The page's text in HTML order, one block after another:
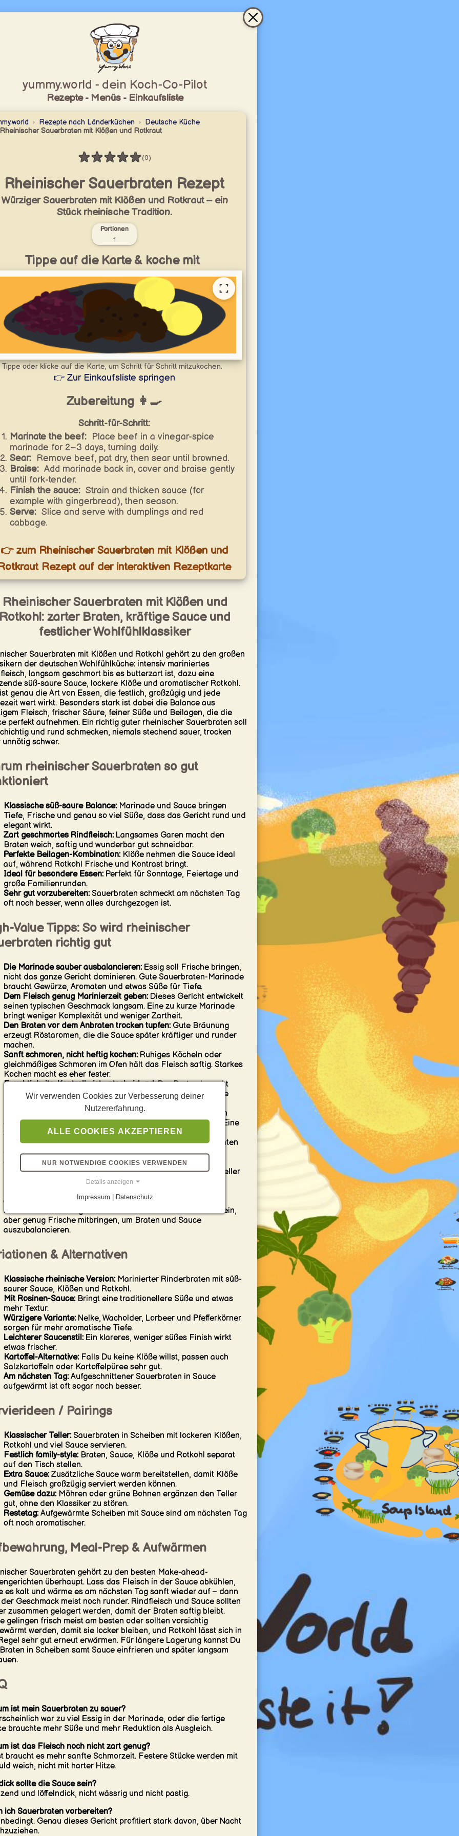
yummy.world - dein Koch-Co-Pilot
Rezepte - Menüs - Einkaufsliste
Rezepte nach Länderküchen
Deutsche Küche
Sauerbraten mit Klößen und Rotkraut
★★★★★
Bewertung: 0 / 5
(0)
Rheinischer Sauerbraten Rezept
Würziger Sauerbraten mit Klößen und Rotkraut – ein
Stück rheinische Tradition.
Portionen
1
Tippe auf die Karte & koche mit
Tippe oder klicke auf die Karte, um Schritt für Schritt mitzukochen.
👉 Zur Einkaufsliste springen
Zubereitung 👩‍🍳
Schritt-für-Schritt:
Marinate the beef: Place beef in a vinegar-spice
marinade for 2–3 days, turning daily.
Sear: Remove beef, pat dry, then sear until browned.
Braise: Add marinade back in, cover and braise gently
until fork-tender.
Finish the sauce: Strain and thicken sauce (for
example with gingerbread), then season.
Serve: Slice and serve with dumplings and red
cabbage.
👉 zum Rheinischer Sauerbraten mit Klößen und
Rezept auf der interaktiven Rezeptkarte
Rheinischer Sauerbraten mit Klößen und
zarter Braten, kräftige Sauce und
festlicher Wohlfühlklassiker
Sauerbraten mit Klößen und Rotkohl gehört zu den großen
der deutschen Wohlfühlküche: intensiv mariniertes
langsam geschmort bis es butterzart ist, dazu eine
süß-saure Sauce, lockere Klöße und aromatischer Rotkohl.
genau die Art von Essen, die festlich, großzügig und jede
wert wirkt. Besonders stark ist dabei die Balance aus
Fleisch, frischer Säure, feiner Süße und Beilagen, die die
perfekt aufnehmen. Ein richtig guter rheinischer Sauerbraten soll
und rund schmecken, niemals stechend sauer, trocken
schwer.
rheinischer Sauerbraten so gut
Klassische süß-saure Balance:Marinade und Sauce bringen
Tiefe, Frische und genau so viel Süße, dass das Gericht rund und
elegant wirkt.
Zart geschmortes Rindfleisch:Langsames Garen macht den
Braten weich, saftig und wunderbar gut schneidbar.
Perfekte Beilagen-Kombination:Klöße nehmen die Sauce ideal
auf, während Rotkohl Frische und Kontrast bringt.
Ideal für besondere Essen:Perfekt für Sonntage, Feiertage und
große Familienrunden.
Sehr gut vorzubereiten:Sauerbraten schmeckt am nächsten Tag
oft noch besser, wenn alles durchgezogen ist.
Value Tipps: So wird rheinischer
richtig gut
Die Marinade sauber ausbalancieren:Essig soll Frische bringen,
nicht das ganze Gericht dominieren. Gute Sauerbraten-Marinade
braucht Gewürze, Aromaten und etwas Süße für Tiefe.
Dem Fleisch genug Marinierzeit geben:Dieses Gericht entwickelt
seinen typischen Geschmack langsam. Eine zu kurze Marinade
bringt weniger Komplexität und weniger Zartheit.
Den Braten vor dem Anbraten trocken tupfen:Gute Bräunung
erzeugt Röstaromen, die die Sauce später kräftiger und runder
machen.
Sanft schmoren, nicht heftig kochen:Ruhiges Köcheln oder
gleichmäßiges Schmoren im Ofen hält das Fleisch saftig. Starkes
Kochen macht es eher fester.
Feuchtigkeits-Kontrolle ist entscheidend:Der Braten braucht
genug Flüssigkeit zum Schmoren, aber nicht so viel, dass die
Sauce dünn und verwässert bleibt.
Die Sauce richtig veredeln:Nach Bedarf passieren und dann
einkochen oder binden, bis sie glänzend und löffelndick ist. Eine
zu dünne Sauce schwächt den ganzen Teller.
Süße und Säure fein abstimmen:Zucker, Sirup, Rosinen, Printen
oder zusätzliche Säure nur gezielt und in kleinen Schritten
ergänzen.
Gegen die Faser schneiden:So wirkt das Fleisch auf dem Teller
deutlich zarter und eleganter.
aufnehmen, ohne schwer oder klitschig zu werden.
Den Rotkohl lebendig halten:Er soll weich und aromatisch sein,
aber genug Frische mitbringen, um Braten und Sauce
auszubalancieren.
& Alternativen
Klassische rheinische Version:Marinierter Rinderbraten mit süß-
saurer Sauce, Klößen und Rotkohl.
Mit Rosinen-Sauce:Bringt eine traditionellere Süße und etwas
mehr Textur.
Würzigere Variante:Nelke, Wacholder, Lorbeer und Pfefferkörner
sorgen für mehr aromatische Tiefe.
Leichterer Saucenstil:Ein klareres, weniger süßes Finish wirkt
etwas frischer.
Kartoffel-Alternative:Falls Du keine Klöße willst, passen auch
Salzkartoffeln oder Kartoffelpüree sehr gut.
Am nächsten Tag:Aufgeschnittener Sauerbraten in Sauce
aufgewärmt ist oft sogar noch besser.
/ Pairings
Klassischer Teller:Sauerbraten in Scheiben mit lockeren Klößen,
Rotkohl und viel Sauce servieren.
Festlich family-style:Braten, Sauce, Klöße und Rotkohl separat
auf den Tisch stellen.
Extra Sauce:Zusätzliche Sauce warm bereitstellen, damit Klöße
und Fleisch großzügig serviert werden können.
Gemüse dazu:Möhren oder grüne Bohnen ergänzen den Teller
gut, ohne den Klassiker zu stören.
Restetag:Aufgewärmte Scheiben mit Sauce sind am nächsten Tag
oft noch aromatischer.
Meal-Prep & Aufwärmen
Sauerbraten gehört zu den besten Make-ahead-
überhaupt. Lass das Fleisch in der Sauce abkühlen,
es kalt und wärme es am nächsten Tag sanft wieder auf – dann
Geschmack meist noch runder. Rindfleisch und Sauce sollten
zusammen gelagert werden, damit der Braten saftig bleibt.
gelingen frisch meist am besten oder sollten vorsichtig
werden, damit sie locker bleiben, und Rotkohl lässt sich in
sehr gut erneut erwärmen. Für längere Lagerung kannst Du
in Scheiben samt Sauce einfrieren und später langsam
ist mein Sauerbraten zu sauer?
war zu viel Essig in der Marinade, oder die fertige
brauchte mehr Süße und mehr Reduktion als Ausgleich.
ist das Fleisch noch nicht zart genug?
braucht es mehr sanfte Schmorzeit. Festere Stücke werden mit
weich, nicht mit harter Hitze.
sollte die Sauce sein?
und löffelndick, nicht wässrig und nicht pastig.
ich Sauerbraten vorbereiten?
Genau dieses Gericht profitiert stark davon, über Nacht
Wir verwenden Cookies zur Verbesserung deiner
Nutzererfahrung.
ALLE COOKIES AKZEPTIEREN
NUR NOTWENDIGE COOKIES VERWENDEN
Details anzeigen
Impressum | Datenschutz